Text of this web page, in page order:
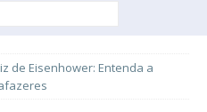
de Eisenhower: Entenda a